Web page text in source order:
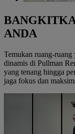
ANDA
Temukan ruang-ruang
dinamis di Pullman
yang tenang hingga
jaga fokus dan